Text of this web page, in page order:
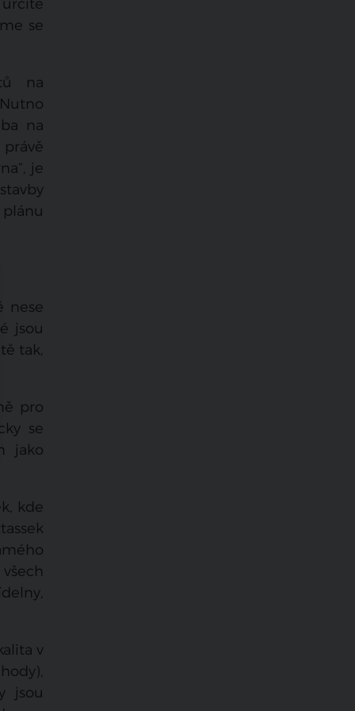
se
na
na
je
nese
jsou
tak,
pro
se
jako
kde
v
jsou